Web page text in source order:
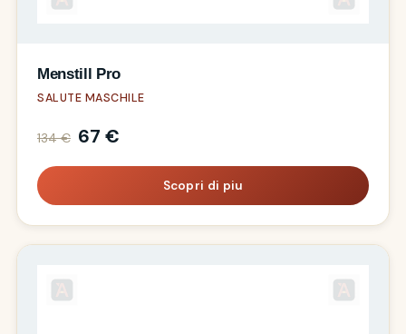
Menstill Pro
SALUTE MASCHILE
134 € 67 €
Scopri di piu